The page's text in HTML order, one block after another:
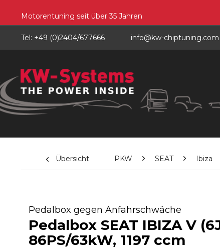
Motorentuning seit über 35 Jahren
Tel: +49 (0)2404/677666 info@kw-chiptuning.com
Übersicht PKW SEAT Ibiza
Pedalbox gegen Anfahrschwäche
Pedalbox SEAT IBIZA V
86PS/63kW, 1197 ccm